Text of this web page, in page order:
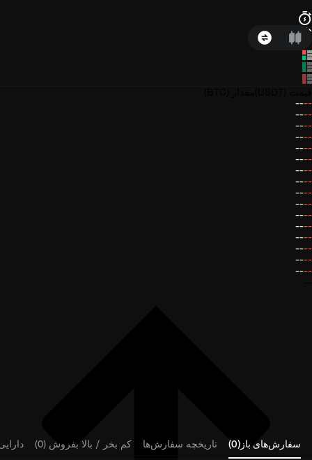
--
--
--
--
--
--
--
--
--
--
--
--
--
--
--
--
--
--
--
--
--
--
--
--
--
--
--
--
--
--
--
--
سفارش‌های باز(0) تاریخچه سفارش‌ها کم بخر / بالا بفروش (0)